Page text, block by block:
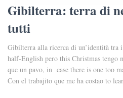
Gibilterra: terra di
tutti
Gibilterra alla ricerca di un’identità
half-English pero this Christmas tengo
que un pavo, in case there is one too
Con el trabajito que me ha costao to